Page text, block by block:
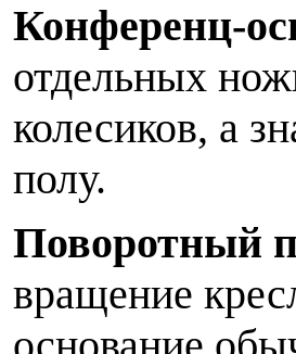
Конференц-
отдельных
колесиков, а
полу.
Поворотный
вращение